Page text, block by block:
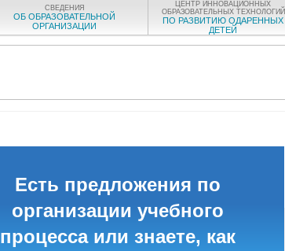
СВЕДЕНИЯ
ОБ ОБРАЗОВАТЕЛЬНОЙ
ОРГАНИЗАЦИИ
ЦЕНТР ИННОВАЦИОННЫХ
ОБРАЗОВАТЕЛЬНЫХ ТЕХНОЛОГИЙ
ПО РАЗВИТИЮ ОДАРЕННЫХ
ДЕТЕЙ
Есть предложения по
организации учебного
процесса или знаете, как